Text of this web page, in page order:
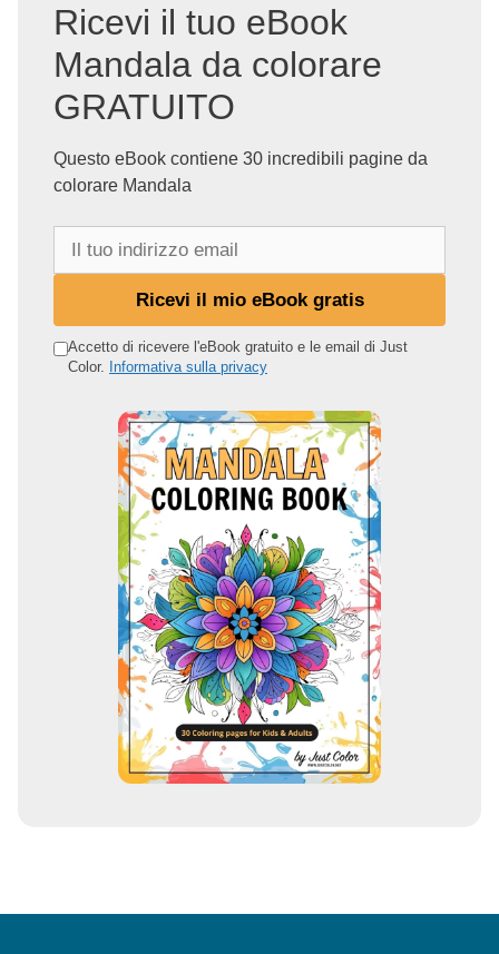
Ricevi il tuo eBook
Mandala da colorare
GRATUITO
Questo eBook contiene 30 incredibili pagine da
colorare Mandala
o
Ricevi il mio eBook gratis
Accetto di ricevere l'eBook gratuito e le email di Just
Color. Informativa sulla privacy